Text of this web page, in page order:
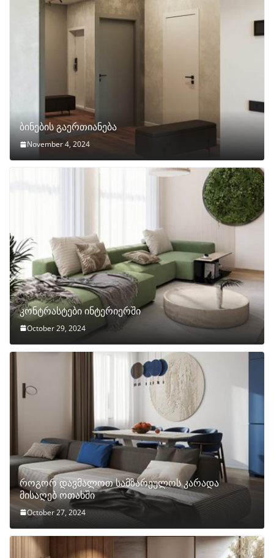
ბინების გაერთიანება
November 4, 2024
კონტრასტები ინტერიერში
October 29, 2024
როგორ დავმალოთ სამზარეულოს კარადა
მისაღებ ოთახში
October 27, 2024